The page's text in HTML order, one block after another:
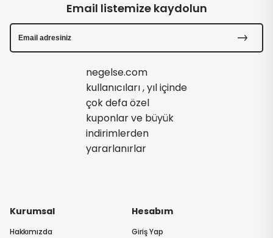
Kurumsal
Hakkımızda
Hesabım
Giriş Yap
Email listemize kaydolun
negelse.com
kullanıcıları , yıl içinde
çok defa özel
kuponlar ve büyük
indirimlerden
yararlanırlar